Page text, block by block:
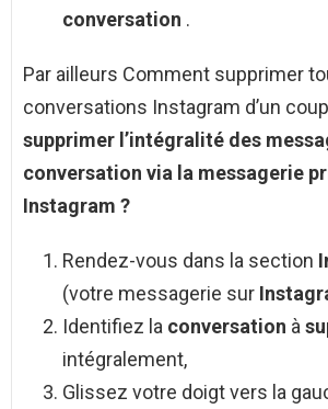
conversation .
Par ailleurs Comment supprimer
conversations Instagram d’un
supprimer l’intégralité des
conversation via la messagerie
Instagram ?
Rendez-vous dans la section
(votre messagerie sur
Identifiez la conversation à
intégralement,
Glissez votre doigt vers la